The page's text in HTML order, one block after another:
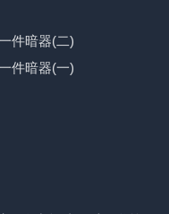
件暗器(二)
件暗器(一)